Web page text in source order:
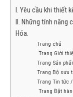
I. Yêu cầu khi thiết
II. Những tính
Hóa.
Trang chủ
Trang Giới
Trang Sản
Trang Bộ sưu
Trang Tin tức
Trang Đặt